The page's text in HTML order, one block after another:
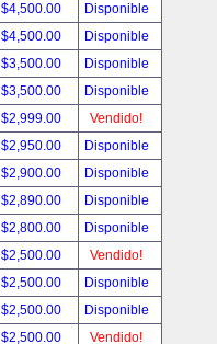
$4,500.00
Disponible
$4,500.00
Disponible
$3,500.00
Disponible
$3,500.00
Disponible
$2,999.00
Vendido!
$2,950.00
Disponible
$2,900.00
Disponible
$2,890.00
Disponible
$2,800.00
Disponible
$2,500.00
Vendido!
$2,500.00
Disponible
$2,500.00
Disponible
$2,500.00
Vendido!